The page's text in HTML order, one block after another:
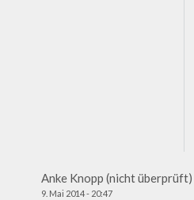
Anke Knopp (nicht überprüft)
9. Mai 2014 - 20:47